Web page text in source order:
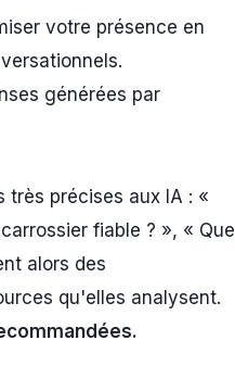
votre présence en
générées par
très précises aux IA : «
fiable ? », « Que
alors des
qu'elles analysent.